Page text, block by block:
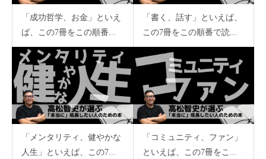
「成功哲学、お金」といえ
ば、この7冊をこの順番...
「書く、話す」といえば、
この7冊をこの順番で読...
「メンタリティ、健やかな
人生」といえば、この7...
「コミュニティ、ファン」
といえば、この7冊をこ...